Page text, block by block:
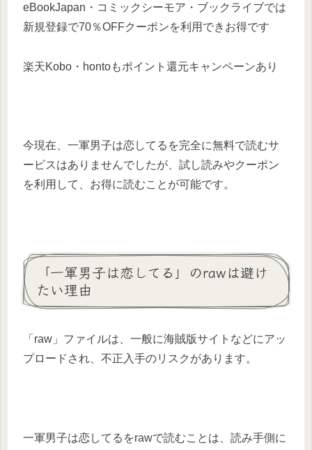
eBookJapan・コミックシーモア・ブックライブでは
新規登録で70％OFFクーポンを利用できお得です
楽天Kobo・hontoもポイント還元キャンペーンあり
今現在、一軍男子は恋してるを完全に無料で読むサ
ービスはありませんでしたが、試し読みやクーポン
を利用して、お得に読むことが可能です。
「一軍男子は恋してる」のrawは避け
たい理由
「raw」ファイルは、一般に海賊版サイトなどにアッ
プロードされ、不正入手のリスクがあります。
一軍男子は恋してるをrawで読むことは、読み手側に